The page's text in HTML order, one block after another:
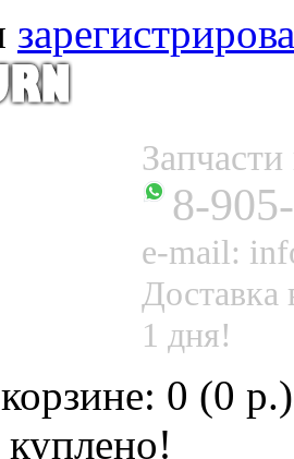
8-
e-mail:
Доставка
1 дня!
0 (0 р.)